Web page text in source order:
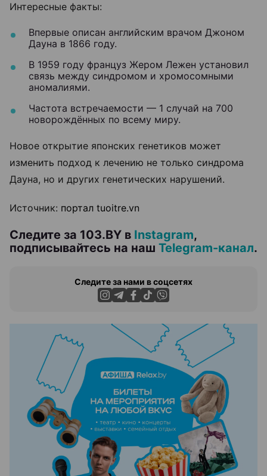
Интересные факты:
Впервые описан английским врачом Джоном
Дауна в 1866 году.
В 1959 году француз Жером Лежен установил
связь между синдромом и хромосомными
аномалиями.
Частота встречаемости — 1 случай на 700
новорождённых по всему миру.
Новое открытие японских генетиков может
изменить подход к лечению не только синдрома
Дауна, но и других генетических нарушений.
Источник: портал tuoitre.vn
Следите за 103.BY в Instagram,
подписывайтесь на наш Telegram-канал.
Следите за нами в соцсетях
ЭФФЕКТИВНАЯ РЕКЛАМА НА САЙТЕ